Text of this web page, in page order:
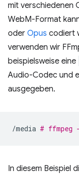
mit verschiedenen
WebM-Format
oder Opus codiert
verwenden wir
beispielsweise eine
Audio-Codec und
ausgegeben.
/media # ffmpeg
In diesem Beispiel